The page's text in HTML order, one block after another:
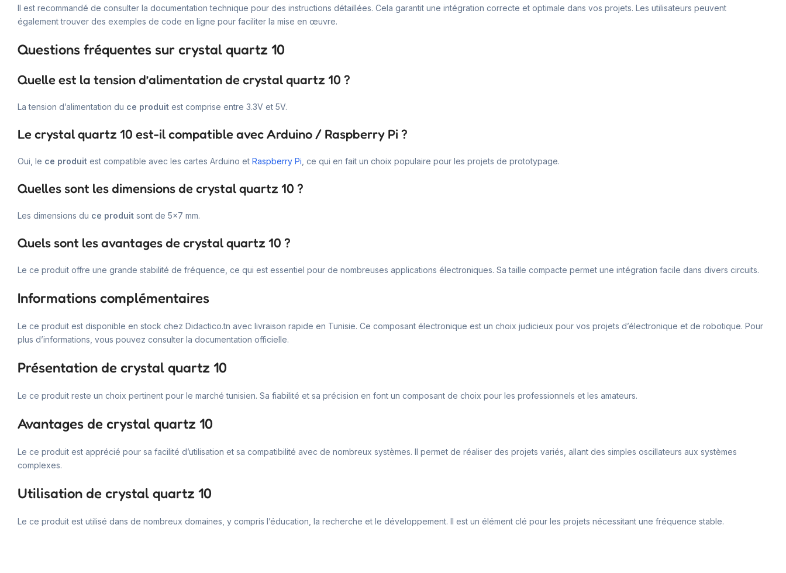
Il est recommandé de consulter la documentation technique pour des instructions détaillées. Cela garantit une intégration correcte et optimale dans vos projets. Les utilisateurs peuvent
également trouver des exemples de code en ligne pour faciliter la mise en œuvre.
Questions fréquentes sur crystal quartz 10
Quelle est la tension d’alimentation de crystal quartz 10 ?
La tension d’alimentation du ce produit est comprise entre 3.3V et 5V.
Le crystal quartz 10 est-il compatible avec Arduino / Raspberry Pi ?
Oui, le ce produit est compatible avec les cartes Arduino et Raspberry Pi , ce qui en fait un choix populaire pour les projets de prototypage.
Quelles sont les dimensions de crystal quartz 10 ?
Les dimensions du ce produit sont de 5×7 mm.
Quels sont les avantages de crystal quartz 10 ?
Le ce produit offre une grande stabilité de fréquence, ce qui est essentiel pour de nombreuses applications électroniques. Sa taille compacte permet une intégration facile dans divers circuits.
Informations complémentaires
Le ce produit est disponible en stock chez Didactico.tn avec livraison rapide en Tunisie. Ce composant électronique est un choix judicieux pour vos projets d’électronique et de robotique. Pour
plus d’informations, vous pouvez consulter la documentation officielle.
Présentation de crystal quartz 10
Le ce produit reste un choix pertinent pour le marché tunisien. Sa fiabilité et sa précision en font un composant de choix pour les professionnels et les amateurs.
Avantages de crystal quartz 10
Le ce produit est apprécié pour sa facilité d’utilisation et sa compatibilité avec de nombreux systèmes. Il permet de réaliser des projets variés, allant des simples oscillateurs aux systèmes
complexes.
Utilisation de crystal quartz 10
Le ce produit est utilisé dans de nombreux domaines, y compris l’éducation, la recherche et le développement. Il est un élément clé pour les projets nécessitant une fréquence stable.